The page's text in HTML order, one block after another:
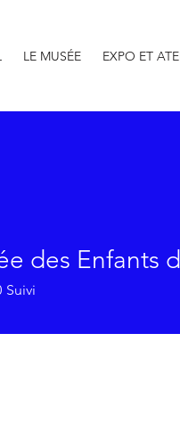
LE MUSÉE EXPO ET
des Enfants
Suivi